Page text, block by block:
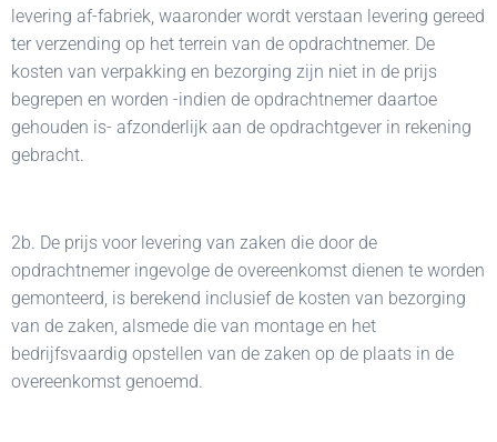
levering af-fabriek, waaronder wordt verstaan levering gereed
ter verzending op het terrein van de opdrachtnemer. De
kosten van verpakking en bezorging zijn niet in de prijs
begrepen en worden -indien de opdrachtnemer daartoe
gehouden is- afzonderlijk aan de opdrachtgever in rekening
gebracht.
2b. De prijs voor levering van zaken die door de
opdrachtnemer ingevolge de overeenkomst dienen te worden
gemonteerd, is berekend inclusief de kosten van bezorging
van de zaken, alsmede die van montage en het
bedrijfsvaardig opstellen van de zaken op de plaats in de
overeenkomst genoemd.